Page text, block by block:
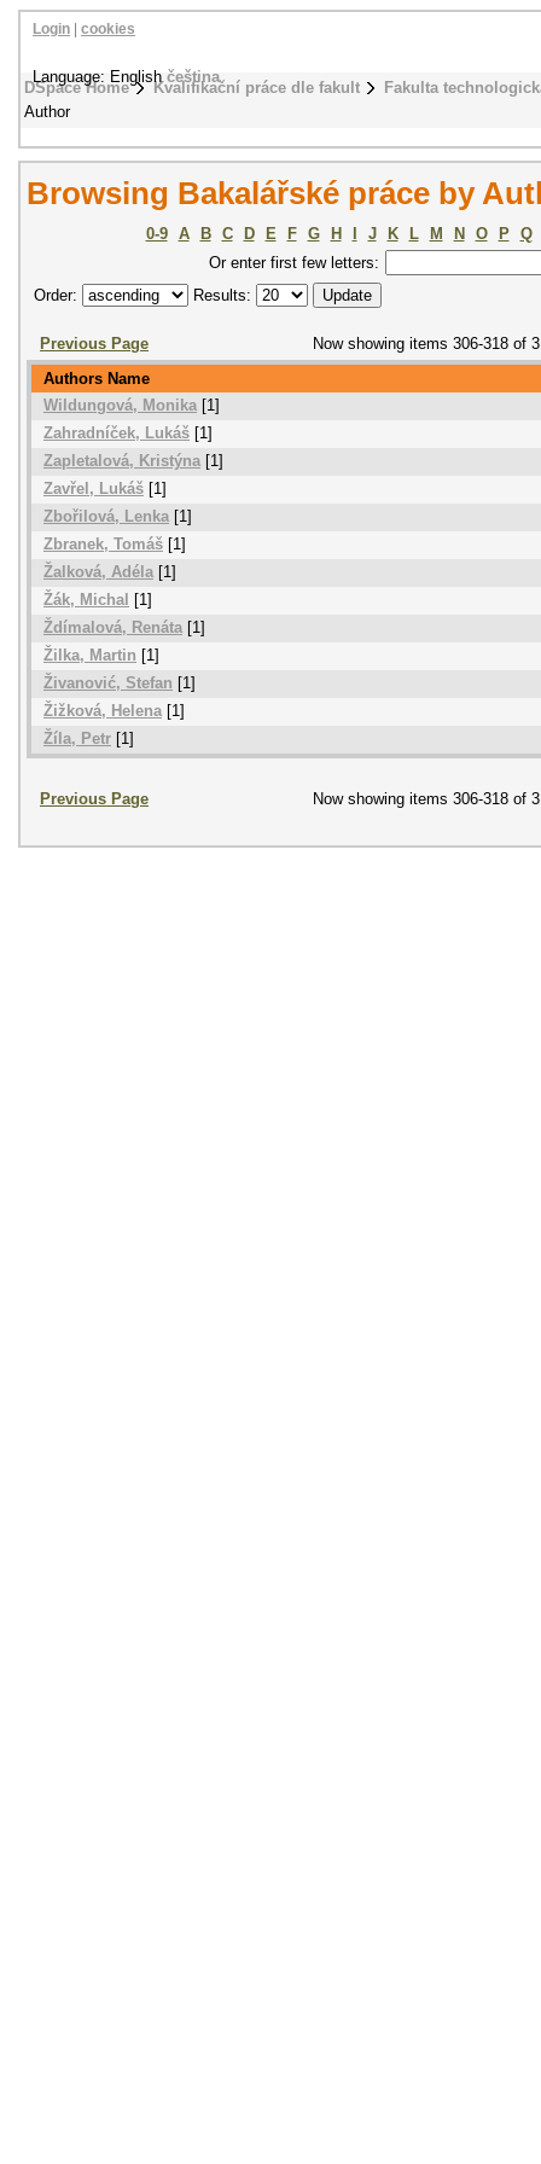
DSpace Home Kvalifikační práce dle fakult
Fakulta
Author
Login cookies
Language: Englishčeština
Browsing Bakalářské práce by
0-9 A B C D E F G H J K L M N O P
Q
Or enter first few letters:
Order:
Results:
Previous Page
Now showing items 306-318 of
Authors Name
Wildungová, Monika [1]
Zahradníček, Lukáš [1]
Zapletalová, Kristýna [1]
Zavřel, Lukáš [1]
Zbořilová, Lenka [1]
Zbranek, Tomáš [1]
Žalková, Adéla [1]
Žák, Michal
[1]
Ždímalová, Renáta [1]
Žilka, Martin [1]
Živanović, Stefan [1]
Žižková, Helena[1]
Žíla, Petr [1]
Previous Page Now showing items 306-318 of